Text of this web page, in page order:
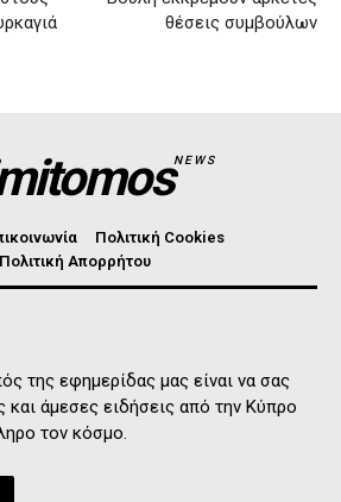
θέσεις συμβούλων
NEWS
Πολιτική Cookies
Πολιτική Απορρήτου
της εφημερίδας μας είναι να σας
και άμεσες ειδήσεις από την Κύπρο
τον κόσμο.